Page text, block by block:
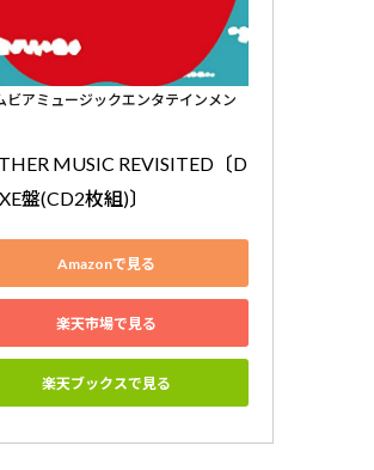
ビアミュージックエンタテインメン
MUSIC REVISITED〔D
盤(CD2枚組)〕
Amazonで見る
楽天市場で見る
楽天ブックスで見る